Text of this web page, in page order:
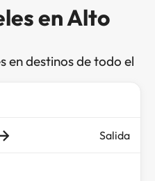
en Alto
en destinos de todo el
Salida